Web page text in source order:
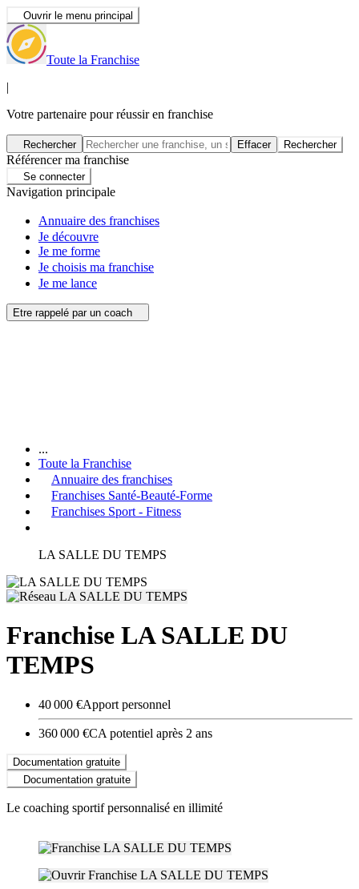
Ouvrir le menu principal
Toute la Franchise
|
Votre partenaire pour réussir en franchise
Rechercher Effacer Rechercher
Référencer ma franchise
Se connecter
Navigation principale
Annuaire des franchises
Je découvre
Je me forme
Je choisis ma franchise
Je me lance
Etre rappelé par un coach
...
Toute la Franchise
Annuaire des franchises
Franchises Santé-Beauté-Forme
Franchises Sport - Fitness
LA SALLE DU TEMPS
Franchise LA SALLE DU
TEMPS
40 000 €Apport personnel
360 000 €CA potentiel après 2 ans
Documentation gratuite
Documentation gratuite
Le coaching sportif personnalisé en illimité